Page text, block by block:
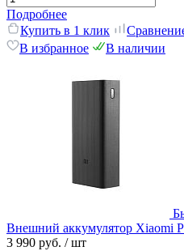
Подробнее
Купить в 1 клик
В избранное
В наличии
Внешний аккумулятор Xiaomi
3 990 руб. / шт